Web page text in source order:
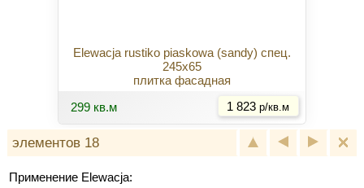
Elewacja rustiko piaskowa (sandy) спец.
245x65
плитка фасадная
299 кв.м
1 823 р/кв.м
элементов 18
Применение Elewacja: